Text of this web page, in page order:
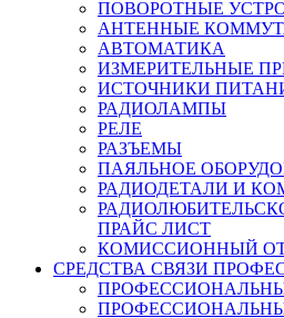
ПОВОРОТНЫЕ
АНТЕННЫЕ
АВТОМАТИКА
ИЗМЕРИТЕЛЬНЫЕ
ИСТОЧНИКИ
РАДИОЛАМПЫ
РЕЛЕ
РАЗЪЕМЫ
ПАЯЛЬНОЕ
РАДИОДЕТАЛИ И
ПРАЙС ЛИСТ
КОМИССИОННЫЙ
СРЕДСТВА СВЯЗИ